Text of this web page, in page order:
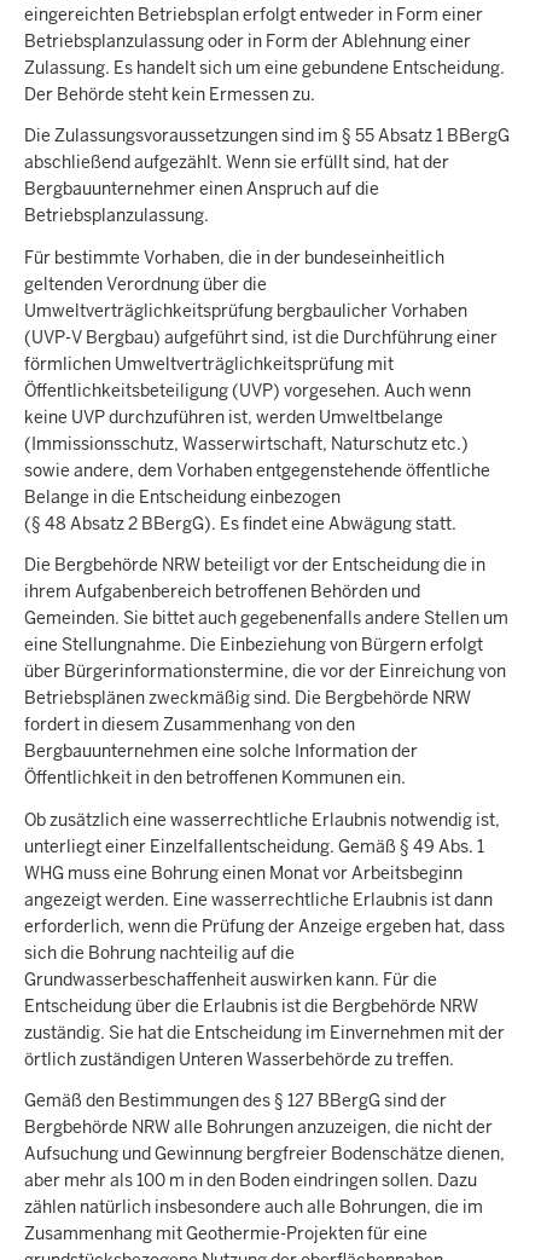
eingereichten Betriebsplan erfolgt entweder in Form einer
Betriebsplanzulassung oder in Form der Ablehnung einer
Zulassung. Es handelt sich um eine gebundene Entscheidung.
Der Behörde steht kein Ermessen zu.
Die Zulassungsvoraussetzungen sind im § 55 Absatz 1 BBergG
abschließend aufgezählt. Wenn sie erfüllt sind, hat der
Bergbauunternehmer einen Anspruch auf die
Betriebsplanzulassung.
Für bestimmte Vorhaben, die in der bundeseinheitlich
geltenden Verordnung über die
Umweltverträglichkeitsprüfung bergbaulicher Vorhaben
(UVP-V Bergbau) aufgeführt sind, ist die Durchführung einer
förmlichen Umweltverträglichkeitsprüfung mit
Öffentlichkeitsbeteiligung (UVP) vorgesehen. Auch wenn
keine UVP durchzuführen ist, werden Umweltbelange
(Immissionsschutz, Wasserwirtschaft, Naturschutz etc.)
sowie andere, dem Vorhaben entgegenstehende öffentliche
Belange in die Entscheidung einbezogen
(§ 48 Absatz 2 BBergG). Es findet eine Abwägung statt.
Die Bergbehörde NRW beteiligt vor der Entscheidung die in
ihrem Aufgabenbereich betroffenen Behörden und
Gemeinden. Sie bittet auch gegebenenfalls andere Stellen um
eine Stellungnahme. Die Einbeziehung von Bürgern erfolgt
über Bürgerinformationstermine, die vor der Einreichung von
Betriebsplänen zweckmäßig sind. Die Bergbehörde NRW
fordert in diesem Zusammenhang von den
Bergbauunternehmen eine solche Information der
Öffentlichkeit in den betroffenen Kommunen ein.
Ob zusätzlich eine wasserrechtliche Erlaubnis notwendig ist,
unterliegt einer Einzelfallentscheidung. Gemäß § 49 Abs. 1
WHG muss eine Bohrung einen Monat vor Arbeitsbeginn
angezeigt werden. Eine wasserrechtliche Erlaubnis ist dann
erforderlich, wenn die Prüfung der Anzeige ergeben hat, dass
sich die Bohrung nachteilig auf die
Grundwasserbeschaffenheit auswirken kann. Für die
Entscheidung über die Erlaubnis ist die Bergbehörde NRW
zuständig. Sie hat die Entscheidung im Einvernehmen mit der
örtlich zuständigen Unteren Wasserbehörde zu treffen.
Gemäß den Bestimmungen des § 127 BBergG sind der
Bergbehörde NRW alle Bohrungen anzuzeigen, die nicht der
Aufsuchung und Gewinnung bergfreier Bodenschätze dienen,
aber mehr als 100 m in den Boden eindringen sollen. Dazu
zählen natürlich insbesondere auch alle Bohrungen, die im
Zusammenhang mit Geothermie-Projekten für eine